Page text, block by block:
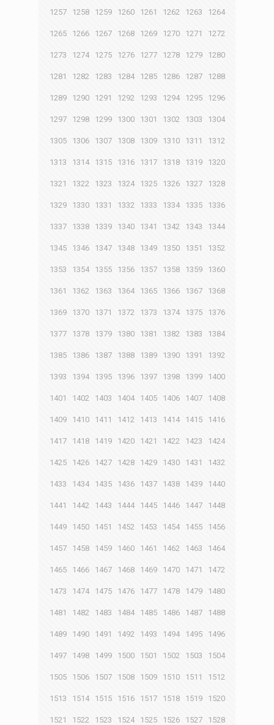
1257 1258 1259 1260 1261 1262 1263 1264
1265 1266 1267 1268 1269 1270 1271 1272
1273 1274 1275 1276 1277 1278 1279 1280
1281 1282 1283 1284 1285 1286 1287 1288
1289 1290 1291 1292 1293 1294 1295 1296
1297 1298 1299 1300 1301 1302 1303 1304
1305 1306 1307 1308 1309 1310 1311 1312
1313 1314 1315 1316 1317 1318 1319 1320
1321 1322 1323 1324 1325 1326 1327 1328
1329 1330 1331 1332 1333 1334 1335 1336
1337 1338 1339 1340 1341 1342 1343 1344
1345 1346 1347 1348 1349 1350 1351 1352
1353 1354 1355 1356 1357 1358 1359 1360
1361 1362 1363 1364 1365 1366 1367 1368
1369 1370 1371 1372 1373 1374 1375 1376
1377 1378 1379 1380 1381 1382 1383 1384
1385 1386 1387 1388 1389 1390 1391 1392
1393 1394 1395 1396 1397 1398 1399 1400
1401 1402 1403 1404 1405 1406 1407 1408
1409 1410 1411 1412 1413 1414 1415 1416
1417 1418 1419 1420 1421 1422 1423 1424
1425 1426 1427 1428 1429 1430 1431 1432
1433 1434 1435 1436 1437 1438 1439 1440
1441 1442 1443 1444 1445 1446 1447 1448
1449 1450 1451 1452 1453 1454 1455 1456
1457 1458 1459 1460 1461 1462 1463 1464
1465 1466 1467 1468 1469 1470 1471 1472
1473 1474 1475 1476 1477 1478 1479 1480
1481 1482 1483 1484 1485 1486 1487 1488
1489 1490 1491 1492 1493 1494 1495 1496
1497 1498 1499 1500 1501 1502 1503 1504
1505 1506 1507 1508 1509 1510 1511 1512
1513 1514 1515 1516 1517 1518 1519 1520
1521 1522 1523 1524 1525 1526 1527 1528